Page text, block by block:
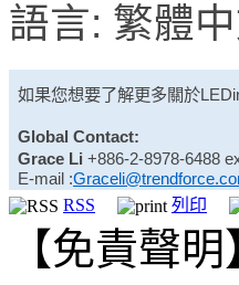
語言: 繁體
如果您想要了解更多關於
Global Contact:
Grace Li +886-2-8978-6488
E-mail :
RSS
列印
【免責聲明